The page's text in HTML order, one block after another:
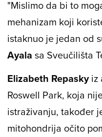
"Mislimo da bi to
mehanizam koji
istaknuo je jedan od
Ayala sa Sveučilišta
Elizabeth Repaskyiz
Roswell Park, koja
istraživanju, također
mitohondrija očito